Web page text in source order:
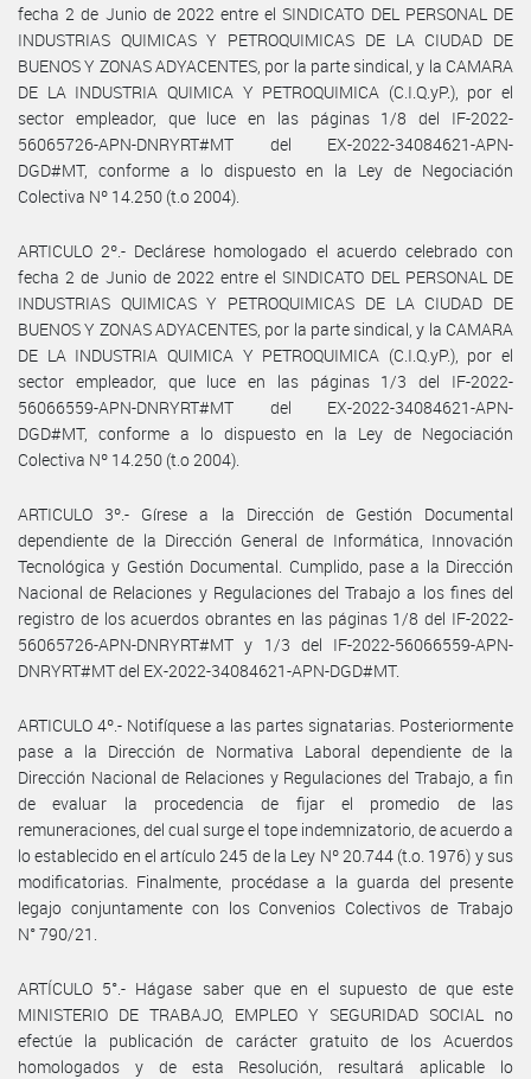
fecha 2 de Junio de 2022 entre el SINDICATO DEL PERSONAL DE
INDUSTRIAS QUIMICAS Y PETROQUIMICAS DE LA CIUDAD DE
BUENOS Y ZONAS ADYACENTES, por la parte sindical, y la CAMARA
DE LA INDUSTRIA QUIMICA Y PETROQUIMICA (C.I.Q.yP.), por el
sector empleador, que luce en las páginas 1/8 del IF-2022-
56065726-APN-DNRYRT#MT del EX-2022-34084621-APN-
DGD#MT, conforme a lo dispuesto en la Ley de Negociación
Colectiva Nº 14.250 (t.o 2004).
ARTICULO 2º.- Declárese homologado el acuerdo celebrado con
fecha 2 de Junio de 2022 entre el SINDICATO DEL PERSONAL DE
INDUSTRIAS QUIMICAS Y PETROQUIMICAS DE LA CIUDAD DE
BUENOS Y ZONAS ADYACENTES, por la parte sindical, y la CAMARA
DE LA INDUSTRIA QUIMICA Y PETROQUIMICA (C.I.Q.yP.), por el
sector empleador, que luce en las páginas 1/3 del IF-2022-
56066559-APN-DNRYRT#MT del EX-2022-34084621-APN-
DGD#MT, conforme a lo dispuesto en la Ley de Negociación
Colectiva Nº 14.250 (t.o 2004).
ARTICULO 3º.- Gírese a la Dirección de Gestión Documental
dependiente de la Dirección General de Informática, Innovación
Tecnológica y Gestión Documental. Cumplido, pase a la Dirección
Nacional de Relaciones y Regulaciones del Trabajo a los fines del
registro de los acuerdos obrantes en las páginas 1/8 del IF-2022-
56065726-APN-DNRYRT#MT y 1/3 del IF-2022-56066559-APN-
DNRYRT#MT del EX-2022-34084621-APN-DGD#MT.
ARTICULO 4º.- Notifíquese a las partes signatarias. Posteriormente
pase a la Dirección de Normativa Laboral dependiente de la
Dirección Nacional de Relaciones y Regulaciones del Trabajo, a fin
de evaluar la procedencia de fijar el promedio de las
remuneraciones, del cual surge el tope indemnizatorio, de acuerdo a
lo establecido en el artículo 245 de la Ley Nº 20.744 (t.o. 1976) y sus
modificatorias. Finalmente, procédase a la guarda del presente
legajo conjuntamente con los Convenios Colectivos de Trabajo
N° 790/21.
ARTÍCULO 5°.- Hágase saber que en el supuesto de que este
MINISTERIO DE TRABAJO, EMPLEO Y SEGURIDAD SOCIAL no
efectúe la publicación de carácter gratuito de los Acuerdos
homologados y de esta Resolución, resultará aplicable lo